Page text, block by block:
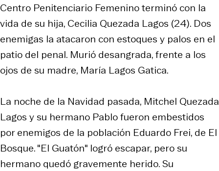
Centro Penitenciario Femenino terminó con la
vida de su hija, Cecilia Quezada Lagos (24). Dos
enemigas la atacaron con estoques y palos en el
patio del penal. Murió desangrada, frente a los
ojos de su madre, María Lagos Gatica.
La noche de la Navidad pasada, Mitchel Quezada
Lagos y su hermano Pablo fueron embestidos
por enemigos de la población Eduardo Frei, de El
Bosque. "El Guatón" logró escapar, pero su
hermano quedó gravemente herido. Su